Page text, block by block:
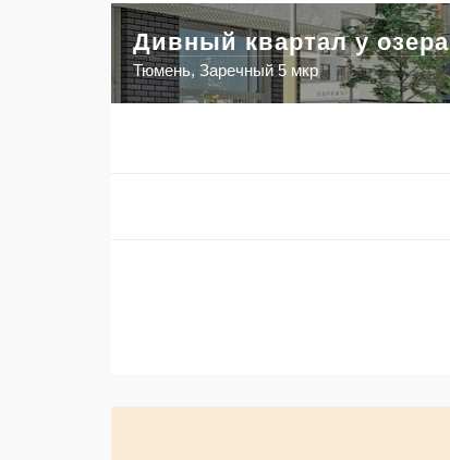
Дивный квартал у озера
Тюмень, Заречный 5 мкр